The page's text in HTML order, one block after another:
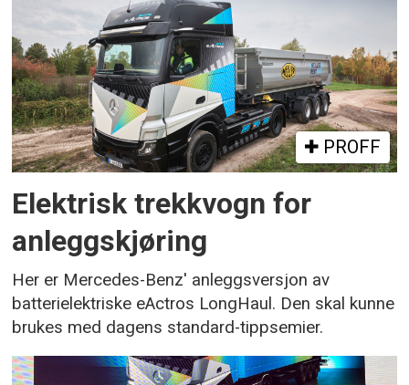
PROFF
Elektrisk trekkvogn for
anleggskjøring
Her er Mercedes-Benz' anleggsversjon av
batterielektriske eActros LongHaul. Den skal kunne
brukes med dagens standard-tippsemier.